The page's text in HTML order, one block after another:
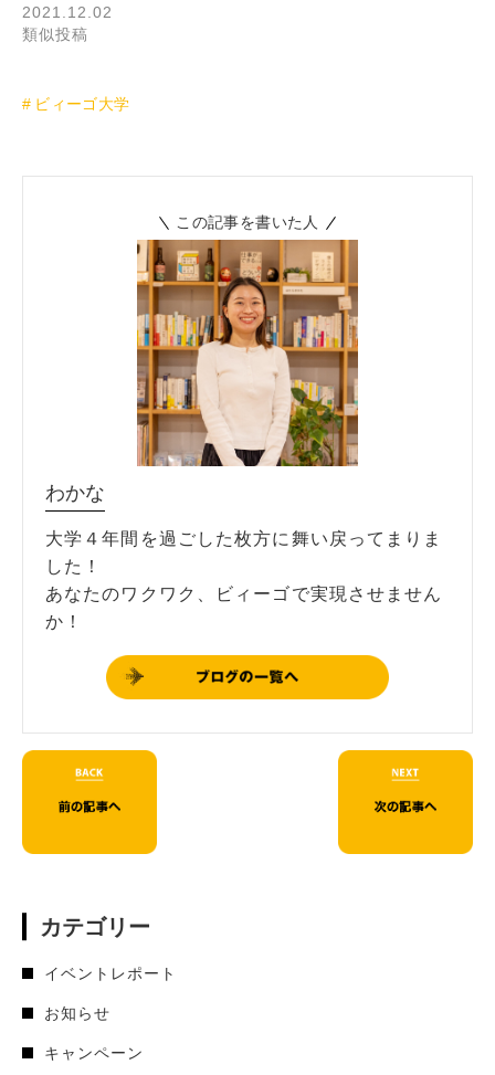
2021.12.02
類似投稿
ビィーゴ大学
この記事を書いた人
わかな
大学４年間を過ごした枚方に舞い戻ってまりま
した！
あなたのワクワク、ビィーゴで実現させません
か！
カテゴリー
イベントレポート
お知らせ
キャンペーン